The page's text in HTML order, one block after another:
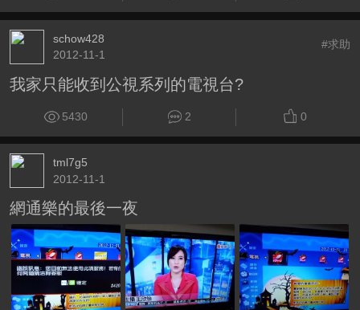
schow428
2012-11-1
#求助
我家只能收到公視系列的電視台?
5430 2 0
tml7g5
2012-11-1
網通樂的最後一夜